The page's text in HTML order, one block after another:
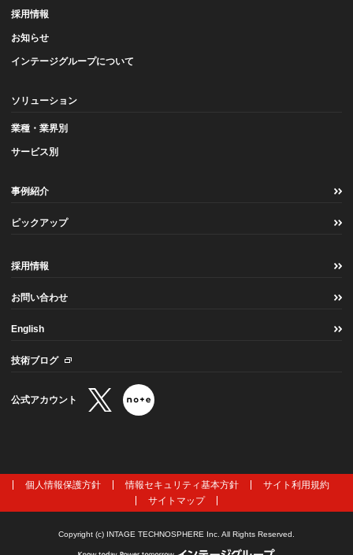
採用情報
お知らせ
インテージグループについて
ソリューション
業種・業界別
サービス別
事例紹介
ピックアップ
採用情報
お問い合わせ
English
技術ブログ
公式アカウント
個人情報保護方針 情報セキュリティ基本方針
サイト利用規約
サイトマップ
Copyright (c) INTAGE TECHNOSPHERE Inc. All Rights Reserved.